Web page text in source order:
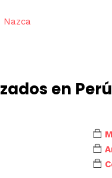
Nazca
en Perú